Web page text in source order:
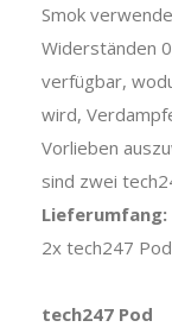
Smok
Widerständen
verfügbar,
wird,
Vorlieben
sind zwei
Lieferumfang:
2x tech247 Pod
tech247 Pod